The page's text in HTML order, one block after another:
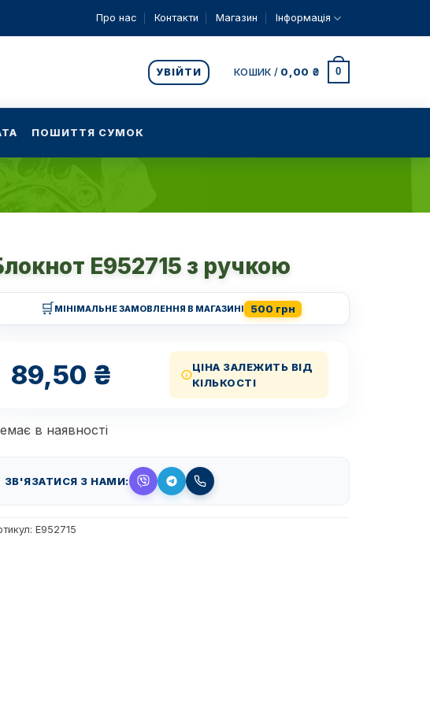
Про нас Контакти Магазин Інформація
УВІЙТИ КОШИК / 0,00 ₴ 0
ПОШИТТЯ СУМОК
E952715 з ручкою
🛒МІНІМАЛЬНЕ ЗАМОВЛЕННЯ В МАГАЗИНІ 500 грн
89,50 ₴
ЦІНА ЗАЛЕЖИТЬ ВІД
КІЛЬКОСТІ
в наявності
ЗВ'ЯЗАТИСЯ З НАМИ:
E952715